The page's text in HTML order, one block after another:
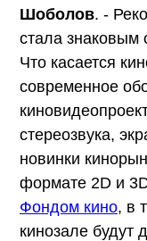
Шоболов. -
стала знаковым
Что касается
современное
стереозвука,
новинки
формате 2D и
Фондом кино, в
кинозале будут